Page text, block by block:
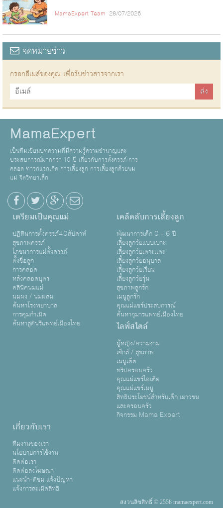
MamaExpert Team 28/07/2026
จดหมายข่าว
กรอกอีเมล์ของคุณ เพื่อรับข่าวสารจากเรา
MamaExpert
เป็นทีมเขียนบทความที่มีความรู้ความชำนาญและ
ประสบการณ์มากกว่า 10 ปี เกี่ยวกับการตั้งครรภ์ การ
คลอด ทารกแรกเกิด การเลี้ยงลูก การเลี้ยงลูกด้วยนม
แม่ จิตวิทยาเด็ก
เตรียมเป็นคุณแม่
ปฏิทินการตั้งครรภ์40สัปดาห์
สุขภาพครรภ์
โภชนาการแม่ตั้งครรภ์
ตั้งชื่อลูก
การคลอด
หลังคลอดบุตร
คลินิคนมแม่
นมผง / นมผสม
ค้นหาโรงพยาบาล
การคุมกำเนิด
ค้นหาสูตินรีแพทย์เมืองไทย
เคล็ดลับการเลี้ยงลูก
พัฒนาการเด็ก 0 - 6 ปี
เลี้ยงลูกวัยแบบเบาะ
เลี้ยงลูกวัยเตาะเเตะ
เลี้ยงลูกวัยอนุบาล
เลี้ยงลูกวัยเรียน
เลี้ยงลูกวัยรุ่น
สุขภาพลูกรัก
เมนูลูกรัก
คุณแม่แชร์ประสบการณ์
ค้นหากุมารแพทย์เมืองไทย
ไลฟ์สไตล์
ผู้หญิง/ความงาม
เซ็กส์ / สุขภาพ
เมนูเด็ด
ทริปครอบครัว
คุณแม่แชร์ไอเดีย
คุณแม่แชร์เมนู
สิทธิประโยชน์สำหรับเด็ก เยาวชน
และครอบครัว
กิจกรรม Mama Expert
เกี่ยวกับเรา
ทีมงานของเรา
นโยบายการใช้งาน
ติดต่อเรา
ติดต่อลงโฆษณา
แนะนำ-ติชม แจ้งปัญหา
แจ้งการละเมิดสิทธิ
สงวนลิขสิทธิ์ © 2558 mamaexpert.com